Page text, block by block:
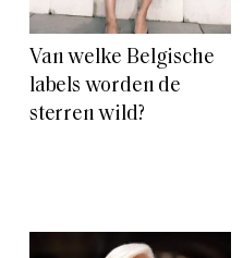
Van welke Belgische
labels worden de
sterren wild?